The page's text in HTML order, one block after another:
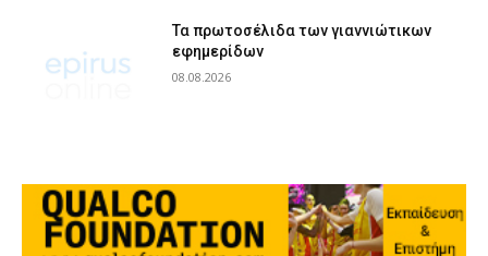
Τα πρωτοσέλιδα των γιαννιώτικων
εφημερίδων
08.08.2026